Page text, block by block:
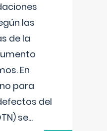
las
de la
En
para
del
se...